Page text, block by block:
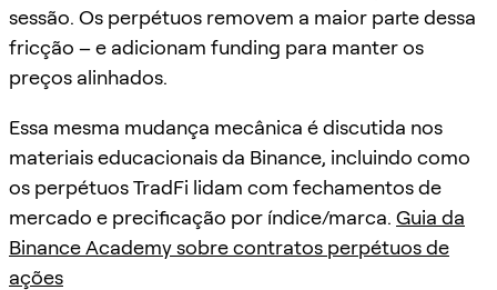
sessão. Os perpétuos removem a maior parte dessa
fricção – e adicionam funding para manter os
preços alinhados.
Essa mesma mudança mecânica é discutida nos
materiais educacionais da Binance, incluindo como
os perpétuos TradFi lidam com fechamentos de
mercado e precificação por índice/marca. Guia da
Binance Academy sobre contratos perpétuos de
ações